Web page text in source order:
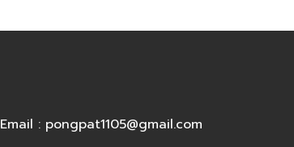
Email : pongpat1105@gmail.com